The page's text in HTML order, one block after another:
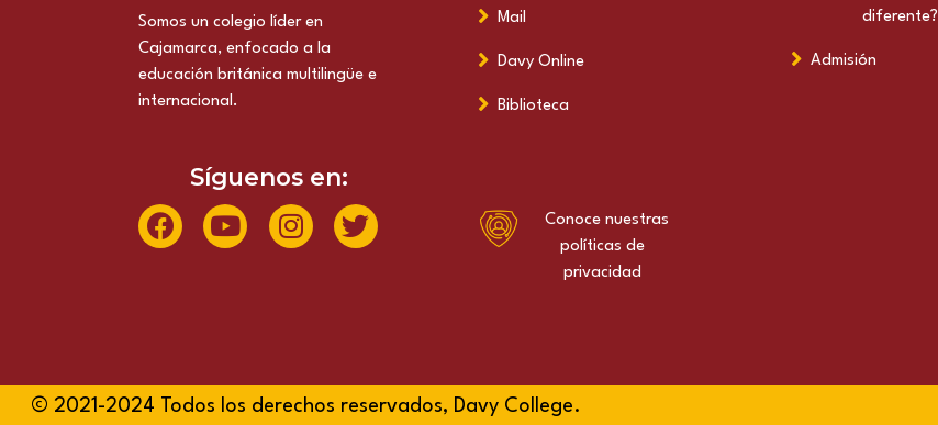
Somos un colegio líder en
Cajamarca, enfocado a la
educación británica multilingüe e
internacional.
Síguenos en:
Mail
Davy Online
Biblioteca
Conoce nuestras
políticas de
privacidad
diferente?
Admisión
© 2021-2024 Todos los derechos reservados, Davy College.